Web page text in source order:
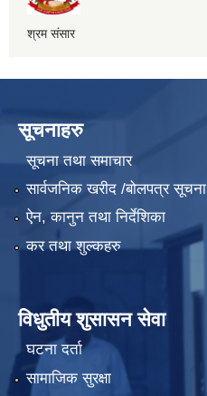
श्रम संसार
सूचनाहरु
सूचना तथा समाचार
सार्वजनिक खरीद /बोलपत्र सूचना
ऐन, कानुन तथा निर्देशिका
कर तथा शुल्कहरु
विधुतीय शुसासन सेवा
घटना दर्ता
सामाजिक सुरक्षा